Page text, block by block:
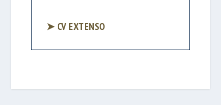
➤ CV EXTENSO